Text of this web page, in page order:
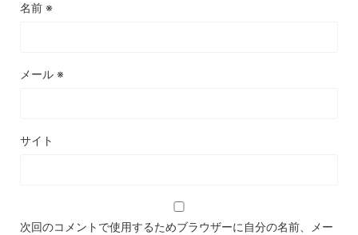
名前 ※
メール ※
サイト
次回のコメントで使用するためブラウザーに自分の名前、メー